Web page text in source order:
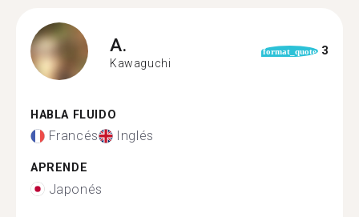
A.
Kawaguchi
format_quote 3
HABLA FLUIDO
Francés Inglés
APRENDE
Japonés